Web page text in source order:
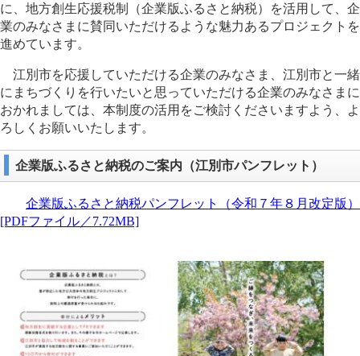
に、地方創生応援税制（企業版ふるさと納税）
を活用して、 企
業のみなさまに賛同いただけるような魅力あるプロジェクトを
進めています。
江別市を応援していただける企業のみなさま、江別市と一緒
にまちづくりを行いたいと思っていただける企業のみなさまに
おかれましては、本制度の活用をご検討くださいますよう、よ
ろしくお願いいたします。
企業版ふるさと納税のご案内（江別市パンフレット）
企業版ふるさと納税パンフレット（令和７年８月改定版）
[PDFファイル／7.72MB]